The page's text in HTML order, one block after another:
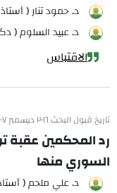
د. حمود تنار (
د. عبيد السلوم (
الاقتباس
تاريخ قبول البحث ٢٠١٦ ديسمبر ٠٧
رد المحكمين عقبة
السوري منها
د. علي ملحم (